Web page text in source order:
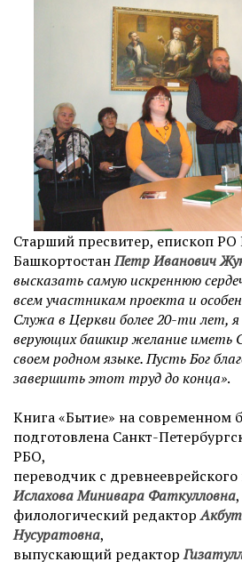
Старший пресвитер, епископ
БашкортостанПетр Иванович
высказать самую искреннюю
всем участникам проекта и
Служа в Церкви более 20-ти лет,
верующих башкир желание иметь
своем родном языке. Пусть Бог
завершить этот труд до конца».
Книга «Бытие» на современном
подготовлена Санкт-
РБО,
переводчик с
Ислахова Минивара Фаткулловна,
филологический редактор
Нусуратовна,
выпускающий редактор